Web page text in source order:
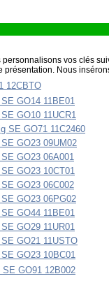
vos clés
Nous